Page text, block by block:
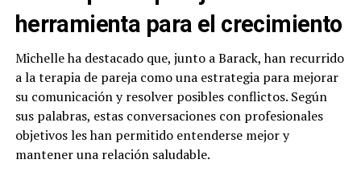
herramienta para el crecimiento
Michelle ha destacado que, junto a Barack, han recurrido
a la terapia de pareja como una estrategia para mejorar
su comunicación y resolver posibles conflictos. Según
sus palabras, estas conversaciones con profesionales
objetivos les han permitido entenderse mejor y
mantener una relación saludable.